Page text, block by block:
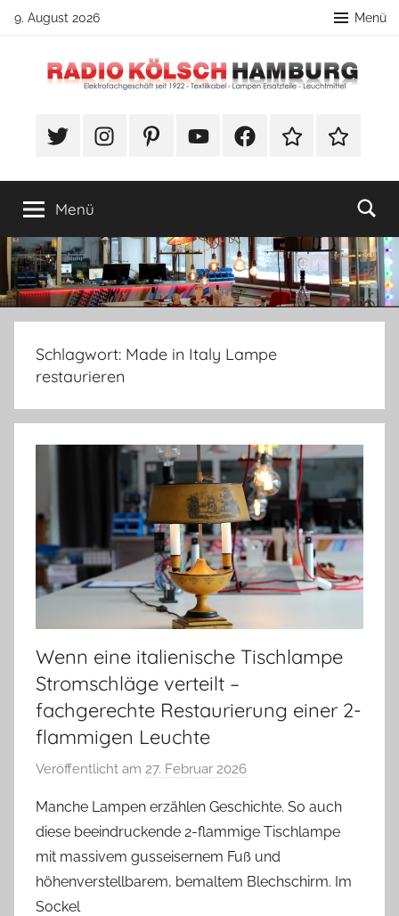
Zum
springen
9. August 2026 Menü
Radio
-
Blog-
rund
ums
Thema
Lampenbau
mit
spannenden
Anleitungen.
Twitter InstragramPinterestYouTubeFacebookTikTok Webshop
Menü
Schlagwort: Made in Italy Lampe
restaurieren
Wenn eine italienische Tischlampe
Stromschläge verteilt –
fachgerechte Restaurierung einer 2-
flammigen Leuchte
Veröffentlicht am 27. Februar 2026
n
A
n
d
Manche Lampen erzählen Geschichte. So auch
diese beeindruckende 2-flammige Tischlampe
mit massivem gusseisernem Fuß und
höhenverstellbarem, bemaltem Blechschirm. Im
Sockel